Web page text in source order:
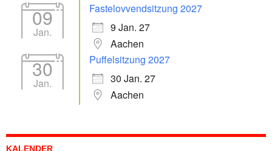
09
Jan.
Fastelovvendsitzung 2027
9 Jan. 27
Aachen
30
Jan.
Puffelsitzung 2027
30 Jan. 27
Aachen
KALENDER